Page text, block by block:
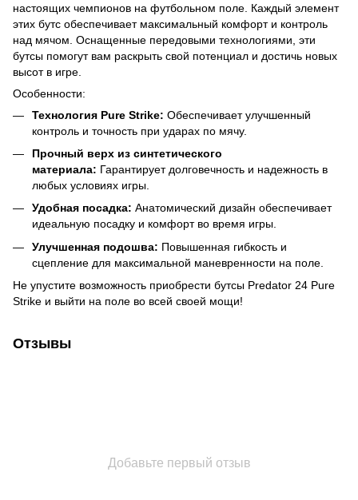
настоящих чемпионов на футбольном поле. Каждый элемент
этих бутс обеспечивает максимальный комфорт и контроль
над мячом. Оснащенные передовыми технологиями, эти
бутсы помогут вам раскрыть свой потенциал и достичь новых
высот в игре.
Особенности:
Технология Pure Strike: Обеспечивает улучшенный
контроль и точность при ударах по мячу.
Прочный верх из синтетического
материала: Гарантирует долговечность и надежность в
любых условиях игры.
Удобная посадка: Анатомический дизайн обеспечивает
идеальную посадку и комфорт во время игры.
Улучшенная подошва: Повышенная гибкость и
сцепление для максимальной маневренности на поле.
Не упустите возможность приобрести бутсы Predator 24 Pure
Strike и выйти на поле во всей своей мощи!
Отзывы
Добавьте первый отзыв